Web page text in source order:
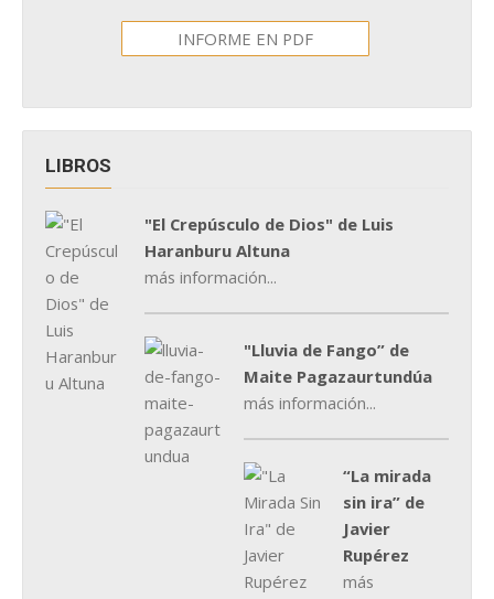
INFORME EN PDF
LIBROS
"El Crepúsculo de Dios" de Luis
Haranburu Altuna
más información...
"Lluvia de Fango” de
Maite Pagazaurtundúa
más información...
“La mirada
sin ira” de
Javier
Rupérez
más